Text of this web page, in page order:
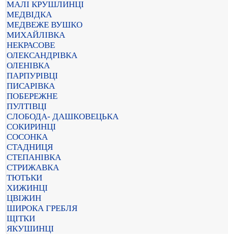
МАЛІ КРУШЛИНЦІ
МЕДВІДКА
МЕДВЕЖЕ ВУШКО
МИХАЙЛІВКА
НЕКРАСОВЕ
ОЛЕКСАНДРІВКА
ОЛЕНІВКА
ПАРПУРІВЦІ
ПИСАРІВКА
ПОБЕРЕЖНЕ
ПУЛТІВЦІ
СЛОБОДА- ДАШКОВЕЦЬКА
СОКИРИНЦІ
СОСОНКА
СТАДНИЦЯ
СТЕПАНІВКА
СТРИЖАВКА
ТЮТЬКИ
ХИЖИНЦІ
ЦВІЖИН
ШИРОКА ГРЕБЛЯ
ЩІТКИ
ЯКУШИНЦІ